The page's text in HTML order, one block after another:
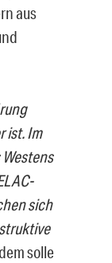
aus
ist. Im
sich
solle